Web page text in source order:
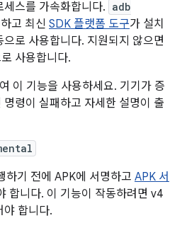
스를 가속화합니다. adb
고 최신 SDK 플랫폼 도구가 설치
로 사용합니다. 지원되지 않으면
사용합니다.
이 기능을 사용하세요. 기기가 증
령이 실패하고 자세한 설명이 출
하기 전에 APK에 서명하고 APK 서
합니다. 이 기능이 작동하려면 v4
야 합니다.